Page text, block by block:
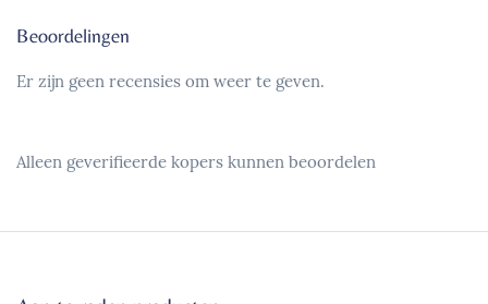
Beoordelingen
Er zijn geen recensies om weer te geven.
Alleen geverifieerde kopers kunnen beoordelen